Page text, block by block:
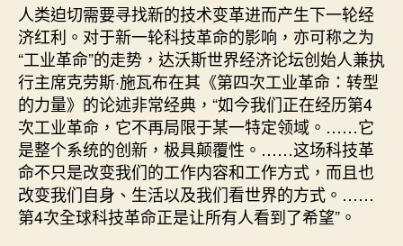
人类迫切需要寻找新的技术变革进而产生下一轮经
济红利。对于新一轮科技革命的影响，亦可称之为
“工业革命”的走势，达沃斯世界经济论坛创始人兼执
行主席克劳斯·施瓦布在其《第四次工业革命：转型
的力量》的论述非常经典，“如今我们正在经历第4
次工业革命，它不再局限于某一特定领域。……它
是整个系统的创新，极具颠覆性。……这场科技革
命不只是改变我们的工作内容和工作方式，而且也
改变我们自身、生活以及我们看世界的方式。……
第4次全球科技革命正是让所有人看到了希望”。